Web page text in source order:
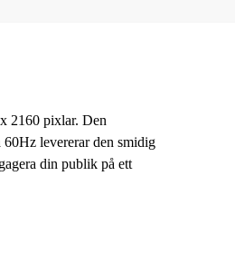
2160 pixlar. Den
levererar den smidig
din publik på ett